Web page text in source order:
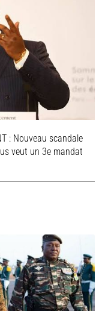
: Nouveau scandale
veut un 3e mandat